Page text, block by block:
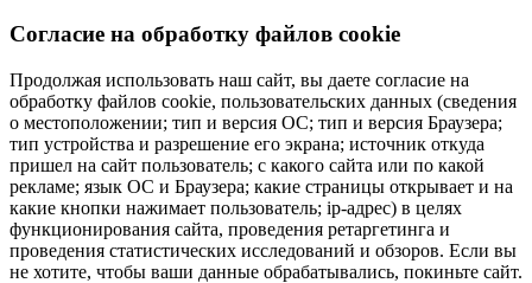
Cогласие на обработку файлов cookie
Продолжая использовать наш сайт, вы даете согласие на
обработку файлов cookie, пользовательских данных (сведения
о местоположении; тип и версия ОС; тип и версия Браузера;
тип устройства и разрешение его экрана; источник откуда
пришел на сайт пользователь; с какого сайта или по какой
рекламе; язык ОС и Браузера; какие страницы открывает и на
какие кнопки нажимает пользователь; ip-адрес) в целях
функционирования сайта, проведения ретаргетинга и
проведения статистических исследований и обзоров. Если вы
не хотите, чтобы ваши данные обрабатывались, покиньте сайт.